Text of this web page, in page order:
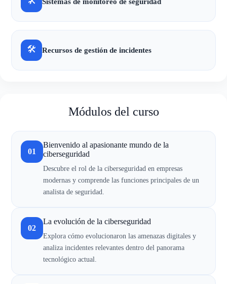
Sistemas de monitoreo de seguridad
🛠 Recursos de gestión de incidentes
Módulos del curso
01
Bienvenido al apasionante mundo de la
ciberseguridad
Descubre el rol de la ciberseguridad en empresas
modernas y comprende las funciones principales de un
analista de seguridad.
02
La evolución de la ciberseguridad
Explora cómo evolucionaron las amenazas digitales y
analiza incidentes relevantes dentro del panorama
tecnológico actual.